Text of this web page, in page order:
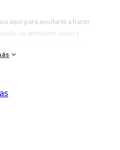
aquí para ayudarte a hacer
un ambiente único y
un espacio más tú.
estamos aquí para hacer
lo que tenemos para ofrecerte en
a gas en Sodimac
para tus proyectos y
todo lo que tenemos para